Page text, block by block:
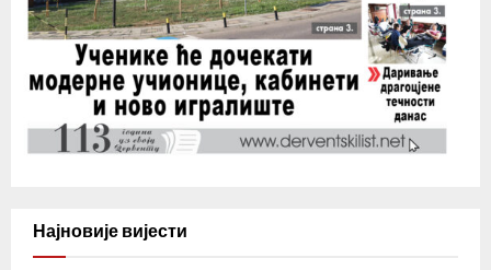
Најновије вијести